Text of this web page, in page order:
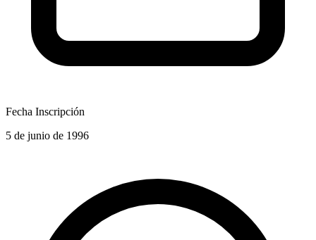
Fecha Inscripción
5 de junio de 1996